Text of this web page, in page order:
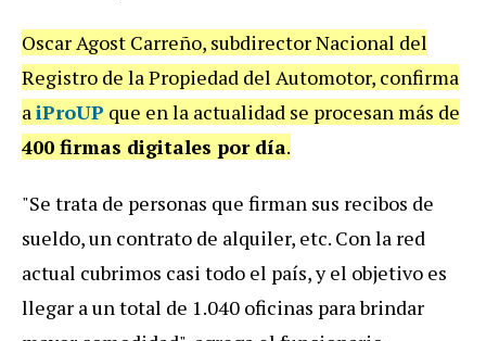
Oscar Agost Carreño, subdirector Nacional del
Registro de la Propiedad del Automotor, confirma
a iProUP que en la actualidad se procesan más de
400 firmas digitales por día.
"Se trata de personas que firman sus recibos de
sueldo, un contrato de alquiler, etc. Con la red
actual cubrimos casi todo el país, y el objetivo es
llegar a un total de 1.040 oficinas para brindar